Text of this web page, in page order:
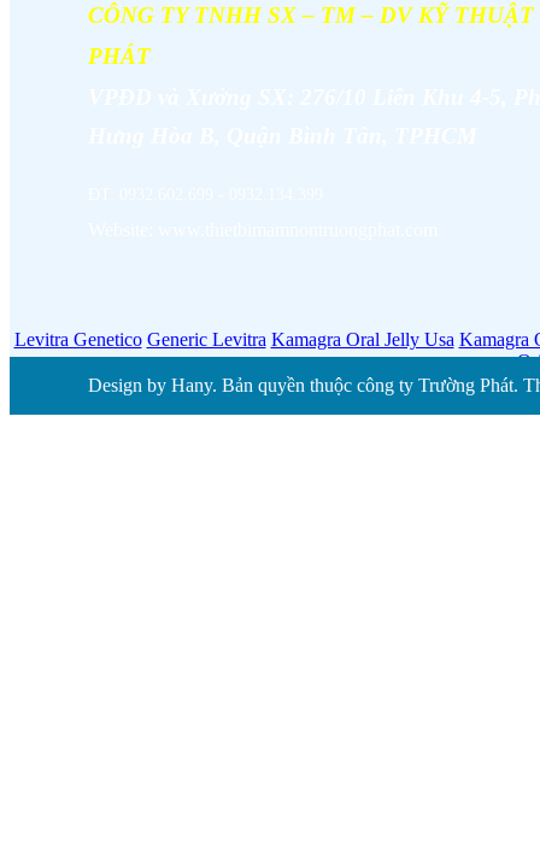
CÔNG TY TNHH SX – TM – DV KỸ THUẬT
PHÁT
Design by Hany. Bản quyền thuộc công ty Trường Phát.
Levitra Genetico Generic Levitra Kamagra Oral Jelly Usa Kamagra